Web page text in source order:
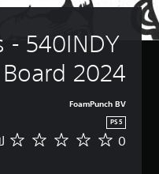
- 540INDY
2024
FoamPunch BV
PS5
ل0